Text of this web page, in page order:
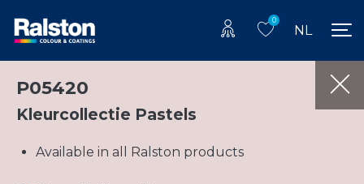
0
NL
P05420
Kleurcollectie Pastels
Available in all Ralston products